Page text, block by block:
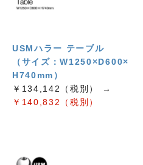
USMハラー テーブル
（サイズ：W1250×D600×
H740mm）
￥134,142（税別） →
￥140,832（税別）